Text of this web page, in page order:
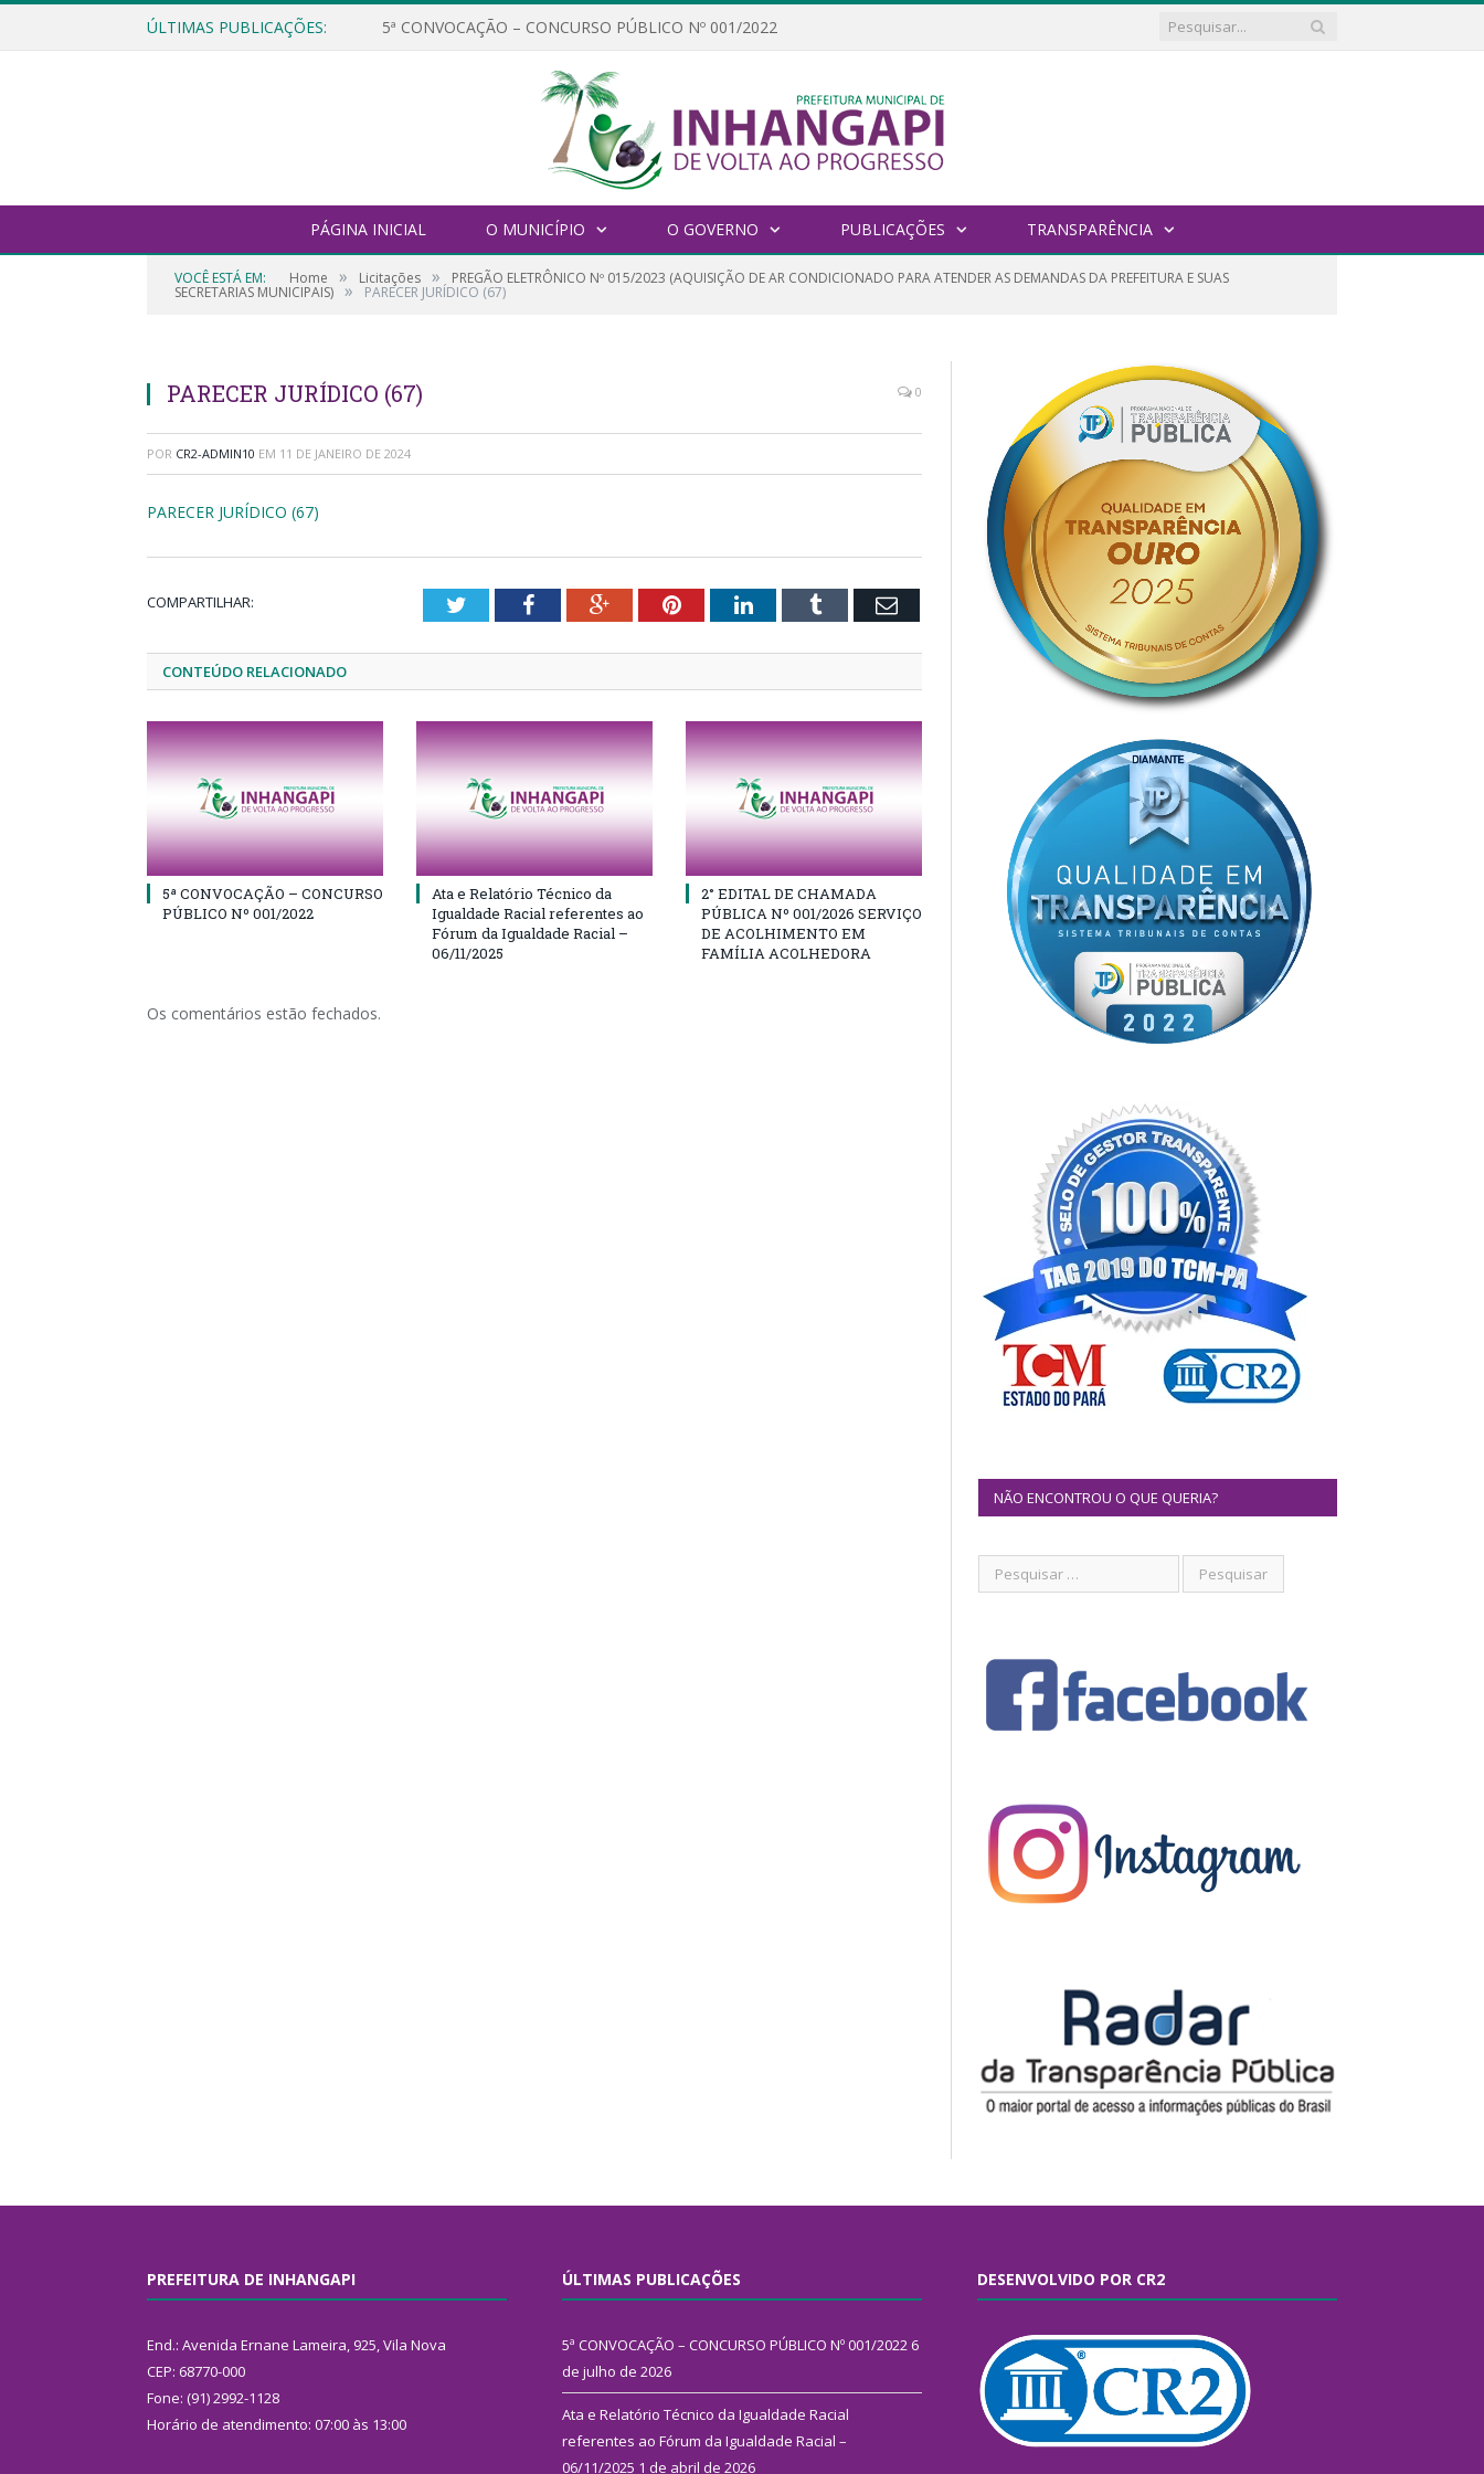
ÚLTIMAS PUBLICAÇÕES: 5ª CONVOCAÇÃO – CONCURSO PÚBLICO Nº 001/2022
PÁGINA INICIAL O MUNICÍPIO O GOVERNO PUBLICAÇÕES TRANSPARÊNCIA
VOCÊ ESTÁ EM: Home » Licitações » PREGÃO ELETRÔNICO Nº 015/2023 (AQUISIÇÃO DE AR CONDICIONADO PARA ATENDER AS DEMANDAS DA PREFEITURA E SUAS
SECRETARIAS MUNICIPAIS) » PARECER JURÍDICO (67)
PARECER JURÍDICO (67) 0
POR CR2-ADMIN10 EM 11 DE JANEIRO DE 2024
PARECER JURÍDICO (67)
COMPARTILHAR: TwitterFacebookGoogle+PinterestLinkedInTumblr Email
CONTEÚDO RELACIONADO
5ª CONVOCAÇÃO – CONCURSO
PÚBLICO Nº 001/2022
Ata e Relatório Técnico da
Igualdade Racial referentes ao
Fórum da Igualdade Racial –
06/11/2025
2° EDITAL DE CHAMADA
PÚBLICA Nº 001/2026 SERVIÇO
DE ACOLHIMENTO EM
FAMÍLIA ACOLHEDORA
Os comentários estão fechados.
NÃO ENCONTROU O QUE QUERIA?
PREFEITURA DE INHANGAPI
End.: Avenida Ernane Lameira, 925, Vila Nova
CEP: 68770-000
Fone: (91) 2992-1128
Horário de atendimento: 07:00 às 13:00
ÚLTIMAS PUBLICAÇÕES
5ª CONVOCAÇÃO – CONCURSO PÚBLICO Nº 001/2022 6
de julho de 2026
Ata e Relatório Técnico da Igualdade Racial
referentes ao Fórum da Igualdade Racial –
06/11/2025 1 de abril de 2026
DESENVOLVIDO POR CR2